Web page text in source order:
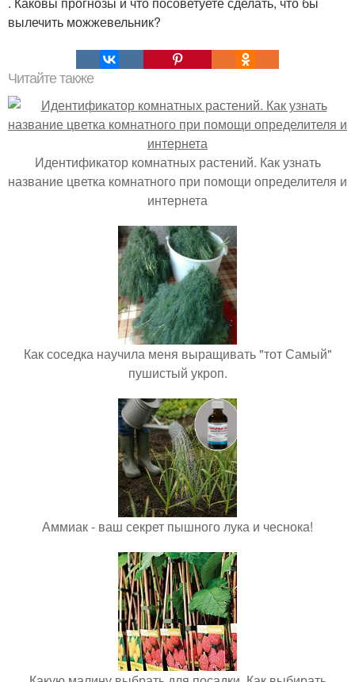
вылечить можжевельник?
Читайте также
Идентификатор комнатных растений. Как узнать
название цветка комнатного при помощи определителя и
интернета
Как соседка научила меня выращивать "тот Самый"
пушистый укроп.
Аммиак - ваш секрет пышного лука и чеснока!